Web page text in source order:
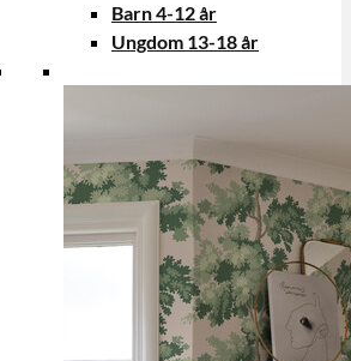
Barn 4-12 år
Ungdom 13-18 år